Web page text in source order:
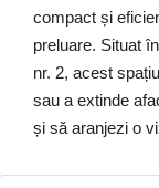
compact și
preluare. Situat
nr. 2, acest
sau a extinde
și să aranjezi o